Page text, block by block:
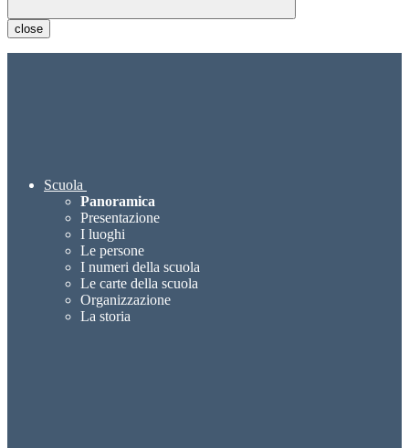
close
Scuola
Panoramica
Presentazione
I luoghi
Le persone
I numeri della scuola
Le carte della scuola
Organizzazione
La storia